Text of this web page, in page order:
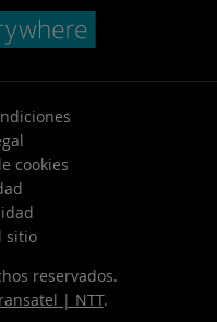
cookies
sitio
reservados.
| NTT.